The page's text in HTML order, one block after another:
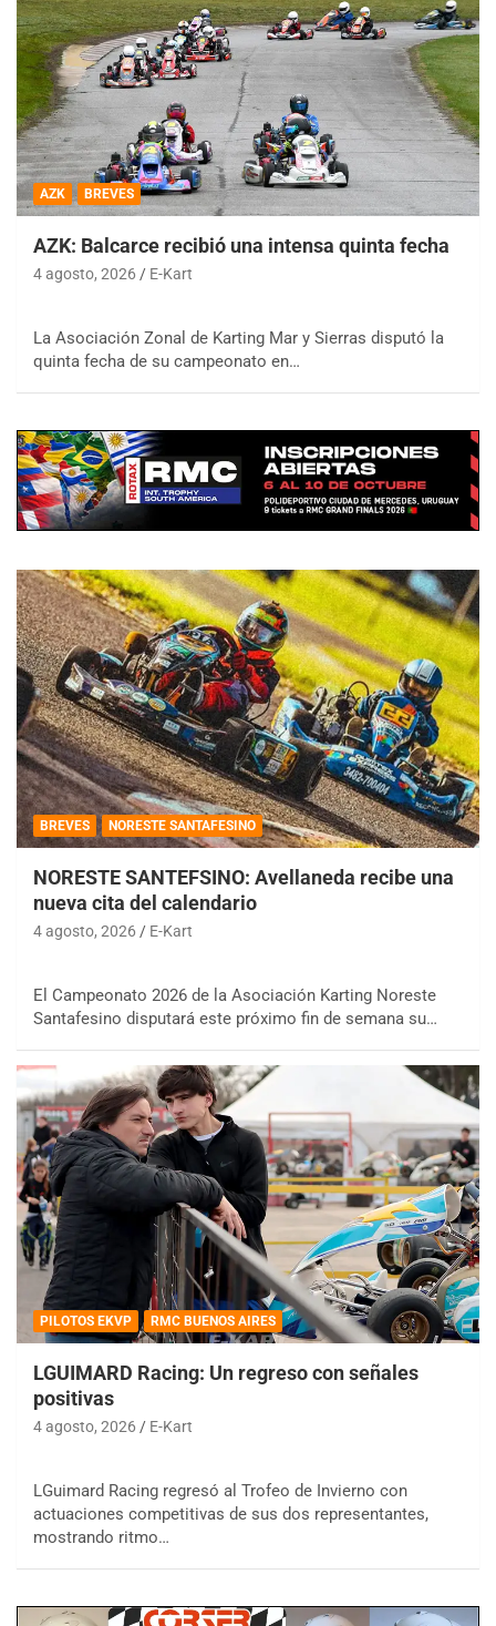
AZK BREVES
AZK: Balcarce recibió una intensa quinta fecha
4 agosto, 2026 E-Kart
La Asociación Zonal de Karting Mar y Sierras disputó la
quinta fecha de su campeonato en…
BREVES NORESTE SANTAFESINO
NORESTE SANTEFSINO: Avellaneda recibe una
nueva cita del calendario
4 agosto, 2026 E-Kart
El Campeonato 2026 de la Asociación Karting Noreste
Santafesino disputará este próximo fin de semana su…
PILOTOS EKVP RMC BUENOS AIRES
LGUIMARD Racing: Un regreso con señales
positivas
4 agosto, 2026 E-Kart
LGuimard Racing regresó al Trofeo de Invierno con
actuaciones competitivas de sus dos representantes,
mostrando ritmo…